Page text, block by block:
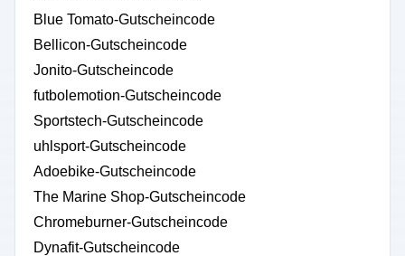
Blue Tomato-Gutscheincode
Bellicon-Gutscheincode
Jonito-Gutscheincode
futbolemotion-Gutscheincode
Sportstech-Gutscheincode
uhlsport-Gutscheincode
Adoebike-Gutscheincode
The Marine Shop-Gutscheincode
Chromeburner-Gutscheincode
Dynafit-Gutscheincode